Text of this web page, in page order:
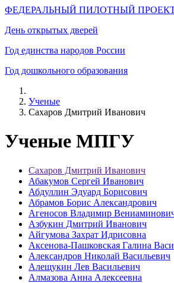
ФЕДЕРАЛЬНЫЙ ПИЛОТНЫЙ
День открытых дверей
Год единства народов России
Год дошкольного образования
Ученые
Сахаров Дмитрий Иванович
Ученые МПГУ
Сахаров Дмитрий Иванович
Абакумов Сергей Иванович
Абдуллин Эдуард Борисович
Абрамов Борис Александрович
Агеносов Владимир
Азбукин Дмитрий Иванович
Айгумова Захрат Идрисовна
Аксенова-Пашковская Галина
Александров Николай Васильевич
Алещукин Лев Васильевич
Алмазова Анна Алексеевна